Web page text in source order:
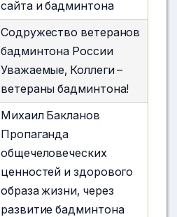
сайта и бадминтона
Содружество ветеранов
бадминтона России
Уважаемые, Коллеги –
ветераны бадминтона!
Михаил Бакланов
Пропаганда
общечеловеческих
ценностей и здорового
образа жизни, через
развитие бадминтона